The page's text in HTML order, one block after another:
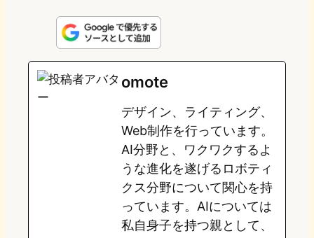
n
e
s
t
o
d
o
n
u
e
s
y
e
o
o
k
e
a
omote
デザイン、ライティング、
Web制作を行っています。
AI分野と、ワクワクするよ
うな進化を遂げるロボティ
クス分野について関心を持
っています。AIについては
私自身子を持つ親として、